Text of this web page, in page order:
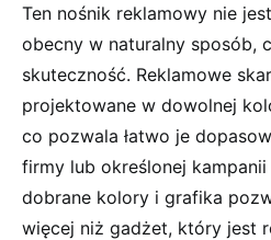
Ten nośnik reklamowy nie
obecny w naturalny sposób,
skuteczność. Reklamowe
projektowane w dowolnej
co pozwala łatwo je
firmy lub określonej
dobrane kolory i grafika
więcej niż gadżet, który jest